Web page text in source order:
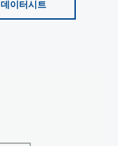
데이터시트